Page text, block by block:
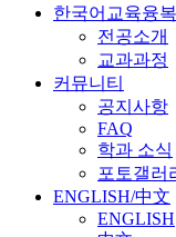
한국어교육융
전공소개
교과과정
커뮤니티
공지사항
FAQ
학과 소식
포토갤러
ENGLISH/中文
ENGLISH